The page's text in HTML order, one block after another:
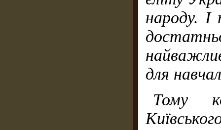
народу. І
для
Тому